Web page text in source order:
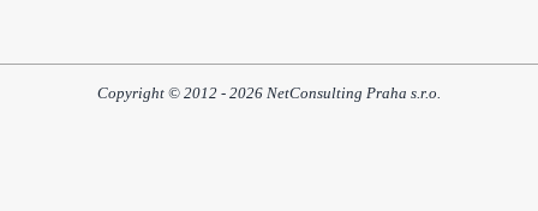
Copyright © 2012 - 2026 NetConsulting Praha s.r.o.